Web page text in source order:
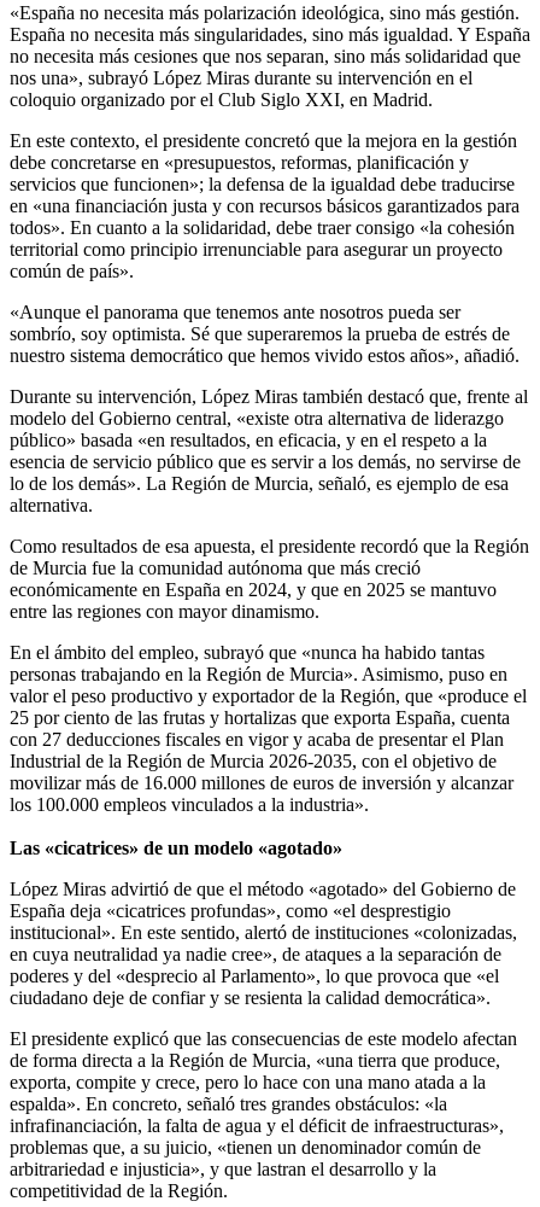
«España no necesita más polarización ideológica, sino más gestión.
España no necesita más singularidades, sino más igualdad. Y España
no necesita más cesiones que nos separan, sino más solidaridad que
nos una», subrayó López Miras durante su intervención en el
coloquio organizado por el Club Siglo XXI, en Madrid.
En este contexto, el presidente concretó que la mejora en la gestión
debe concretarse en «presupuestos, reformas, planificación y
servicios que funcionen»; la defensa de la igualdad debe traducirse
en «una financiación justa y con recursos básicos garantizados para
todos». En cuanto a la solidaridad, debe traer consigo «la cohesión
territorial como principio irrenunciable para asegurar un proyecto
común de país».
«Aunque el panorama que tenemos ante nosotros pueda ser
sombrío, soy optimista. Sé que superaremos la prueba de estrés de
nuestro sistema democrático que hemos vivido estos años», añadió.
Durante su intervención, López Miras también destacó que, frente al
modelo del Gobierno central, «existe otra alternativa de liderazgo
público» basada «en resultados, en eficacia, y en el respeto a la
esencia de servicio público que es servir a los demás, no servirse de
lo de los demás». La Región de Murcia, señaló, es ejemplo de esa
alternativa.
Como resultados de esa apuesta, el presidente recordó que la Región
de Murcia fue la comunidad autónoma que más creció
económicamente en España en 2024, y que en 2025 se mantuvo
entre las regiones con mayor dinamismo.
En el ámbito del empleo, subrayó que «nunca ha habido tantas
personas trabajando en la Región de Murcia». Asimismo, puso en
valor el peso productivo y exportador de la Región, que «produce el
25 por ciento de las frutas y hortalizas que exporta España, cuenta
con 27 deducciones fiscales en vigor y acaba de presentar el Plan
Industrial de la Región de Murcia 2026-2035, con el objetivo de
movilizar más de 16.000 millones de euros de inversión y alcanzar
los 100.000 empleos vinculados a la industria».
Las «cicatrices» de un modelo «agotado»
López Miras advirtió de que el método «agotado» del Gobierno de
España deja «cicatrices profundas», como «el desprestigio
institucional». En este sentido, alertó de instituciones «colonizadas,
en cuya neutralidad ya nadie cree», de ataques a la separación de
poderes y del «desprecio al Parlamento», lo que provoca que «el
ciudadano deje de confiar y se resienta la calidad democrática».
El presidente explicó que las consecuencias de este modelo afectan
de forma directa a la Región de Murcia, «una tierra que produce,
exporta, compite y crece, pero lo hace con una mano atada a la
espalda». En concreto, señaló tres grandes obstáculos: «la
infrafinanciación, la falta de agua y el déficit de infraestructuras»,
problemas que, a su juicio, «tienen un denominador común de
arbitrariedad e injusticia», y que lastran el desarrollo y la
competitividad de la Región.